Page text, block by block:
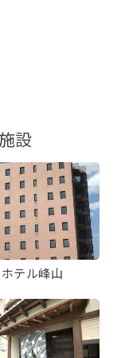
設
テル峰山